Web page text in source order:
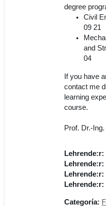
degree
Civil
09 21
and
04
If you have
contact me
learning
course.
Prof. Dr.-
Lehrende:r:
Lehrende:r:
Lehrende:r:
Lehrende:r:
Categoría: